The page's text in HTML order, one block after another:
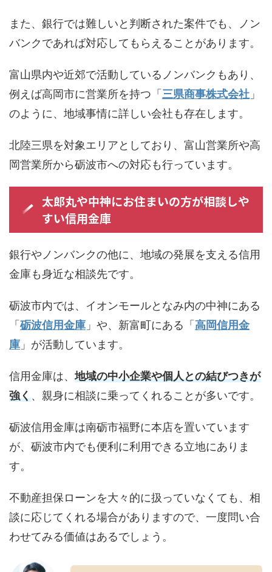
また、銀行では難しいと判断された案件でも、ノン
バンクであれば対応してもらえることがあります。
富山県内や近郊で活動しているノンバンクもあり、
例えば高岡市に営業所を持つ「 三県商事株式会社 」
のように、地域事情に詳しい会社も存在します。
北陸三県を対象エリアとしており、富山営業所や高
岡営業所から砺波市への対応も行っています。
太郎丸や中神にお住まいの方が相談しや
すい信用金庫
銀行やノンバンクの他に、地域の発展を支える信用
金庫も身近な相談先です。
砺波市内では、イオンモールとなみ内の中神にある
「 砺波信用金庫 」や、新富町にある「 高岡信用金
庫 」が活動しています。
信用金庫は、地域の中小企業や個人との結びつきが
強く、親身に相談に乗ってくれることが多いです。
砺波信用金庫は南砺市福野に本店を置いています
が、砺波市内でも便利に利用できる立地にありま
す。
不動産担保ローンを大々的に扱っていなくても、相
談に応じてくれる場合がありますので、一度問い合
わせてみる価値はあるでしょう。